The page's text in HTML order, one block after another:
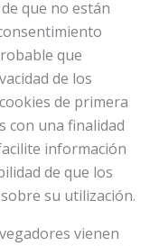
que no están
que
de los
de primera
con una finalidad
información
de que los
su utilización.
vienen